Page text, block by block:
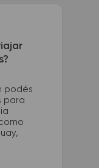
podés
para